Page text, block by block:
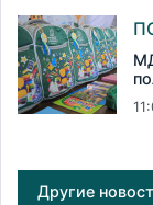
Другие